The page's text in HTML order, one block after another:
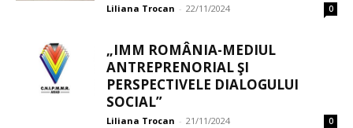
Liliana Trocan - 22/11/2024 0
„IMM ROMÂNIA-MEDIUL
ANTREPRENORIAL ŞI
PERSPECTIVELE DIALOGULUI
SOCIAL”
Liliana Trocan - 21/11/2024 0